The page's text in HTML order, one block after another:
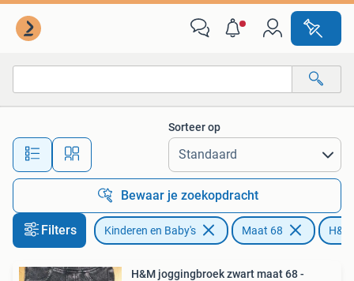
Alle afstanden…
Sorteer op
Bewaar je zoekopdracht
Filters Kinderen en Baby's Maat 68 H&M
H&M joggingbroek zwart maat 68 -